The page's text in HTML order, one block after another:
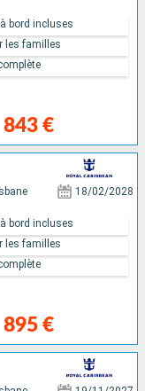
843 €
bord incluses
les familles
18/02/2028
895 €
bord incluses
les familles